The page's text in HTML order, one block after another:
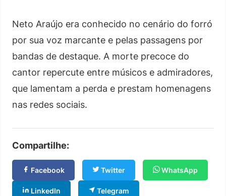
Neto Araújo era conhecido no cenário do forró
por sua voz marcante e pelas passagens por
bandas de destaque. A morte precoce do
cantor repercute entre músicos e admiradores,
que lamentam a perda e prestam homenagens
nas redes sociais.
Compartilhe:
Facebook Twitter WhatsApp
LinkedIn Telegram